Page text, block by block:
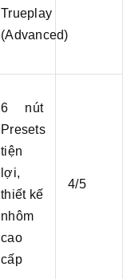
Trueplay
(Advanced)
6 nút
Presets
tiện
lợi,
thiết kế
nhôm
cao
cấp
4/5